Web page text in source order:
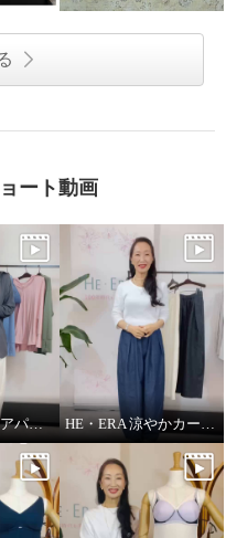
ート動画
HE・ERA UVケアパーカー 機能性について HE・ERA 涼やかカーヴィーパンツ